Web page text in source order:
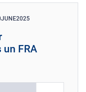
JUNE2025
un FRA